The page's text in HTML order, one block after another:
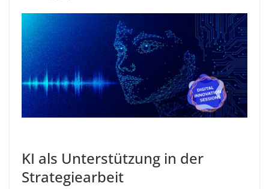
KI als Unterstützung in der
Strategiearbeit